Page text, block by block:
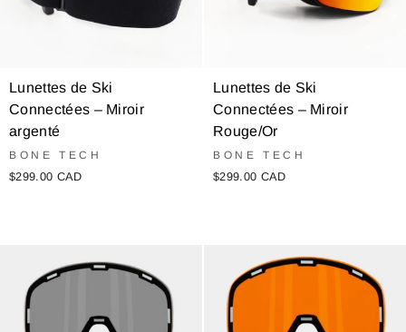
Lunettes de Ski
Connectées – Miroir
argenté
BONE TECH
$299.00 CAD
Lunettes de Ski
Connectées – Miroir
Rouge/Or
BONE TECH
$299.00 CAD